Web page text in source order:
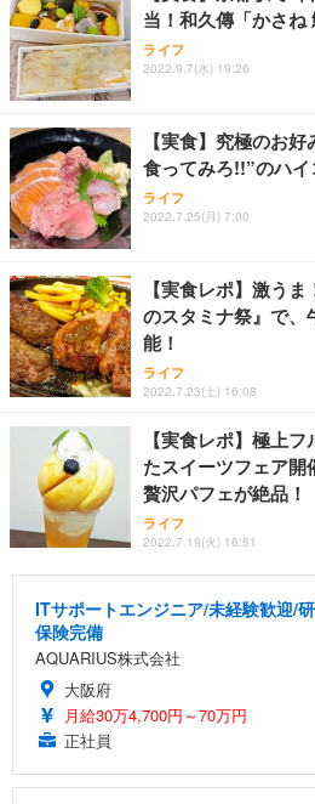
当！和久傳「かさね
ライフ
2022.9.7(水) 19:26
【実食】究極のお
食ってみろ!!”のハイ
ライフ
2022.7.25(月) 7:00
【実食レポ】激う
のスタミナ祭』で、
能！
ライフ
2022.7.23(土) 16:08
【実食レポ】極上
たスイーツフェア
贅沢パフェが絶品！
ライフ
2022.7.19(火) 16:51
ITサポートエンジニア/未経験歓迎/
保険完備
AQUARIUS株式会社
大阪府
月給30万4,700円～70万円
正社員